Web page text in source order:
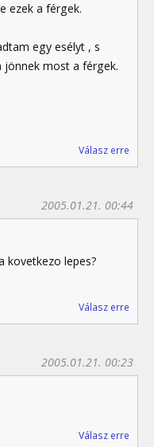
ezek a férgek.
egy esélyt , s
jönnek most a férgek.
Válasz erre
2005.01.21. 00:44
kovetkezo lepes?
Válasz erre
2005.01.21. 00:23
Válasz erre